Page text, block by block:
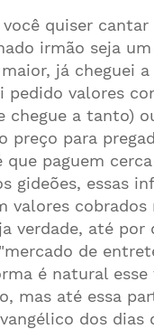
quiser cantar
irmão seja
já cheguei
pedido valores
chegue a tanto)
preço para
que paguem
gideões, essas
valores cobrados
verdade, até por
de
é natural
mas até essa
dos dias